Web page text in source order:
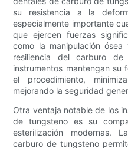
su resistencia a la
especialmente importante
que ejercen fuerzas
como la manipulación
resiliencia del carburo
instrumentos mantengan
el procedimiento,
mejorando la seguridad
Otra ventaja notable de los
de tungsteno es su
esterilización modernas.
carburo de tungsteno